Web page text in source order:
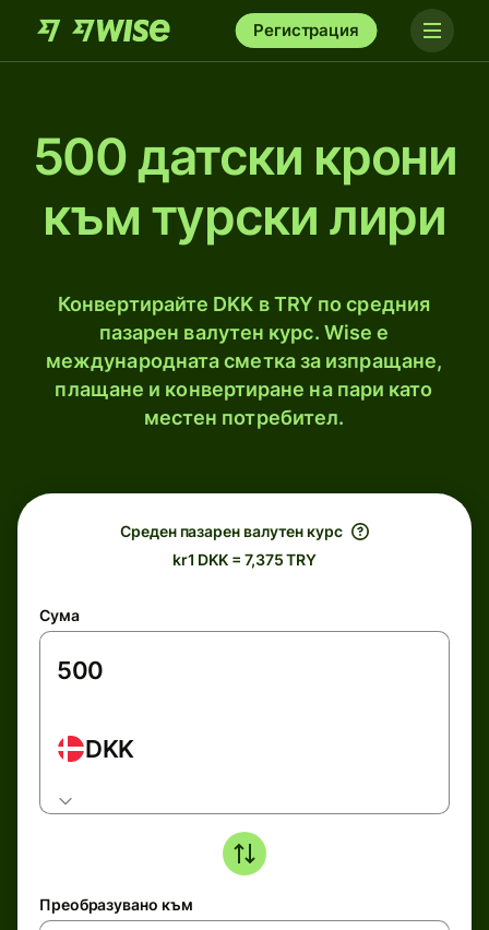
Регистрация
500 датски крони
към турски лири
Конвертирайте DKK в TRY по средния
пазарен валутен курс. Wise е
международната сметка за изпращане,
плащане и конвертиране на пари като
местен потребител.
Среден пазарен валутен курс
kr1 DKK = 7,375 TRY
Сума
DKK
Преобразувано към